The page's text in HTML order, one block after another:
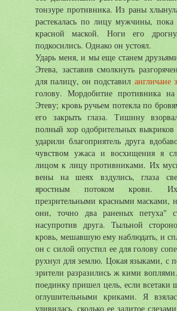
тонзуре противника. Из раны
растекалась по лицу мужчины,
красной маской. Ноги его
подкосились. Однако он устоял.
Ударь меня, и мы еще станем
Этева, заставив смолкнуть
для палицу, он подставил англичане
голову. Мордобитие противника
Этеву; кровь ручьем потекла по
его закрыть глаза. Тишину
полный хор одобрительных
ударили благоприятель друга
чувством ужаса и восхищения я
лицом к лицу противниками. Их
вены на шеях вздулись, глаза
яростным потоком крови.
презрительными красными масками,
они, точно два раненых петуха"
насупротив друга. Тыльной
кровь, мешавшую ему наблюдать, и
он с силой опустил ее для голову
рухнул для землю. Цокая языками, с
зрители разразились ж кими
поединку пришел цель, если всетаки
оглушительными криками. Я
удивилась, сколько ее залитое слезами